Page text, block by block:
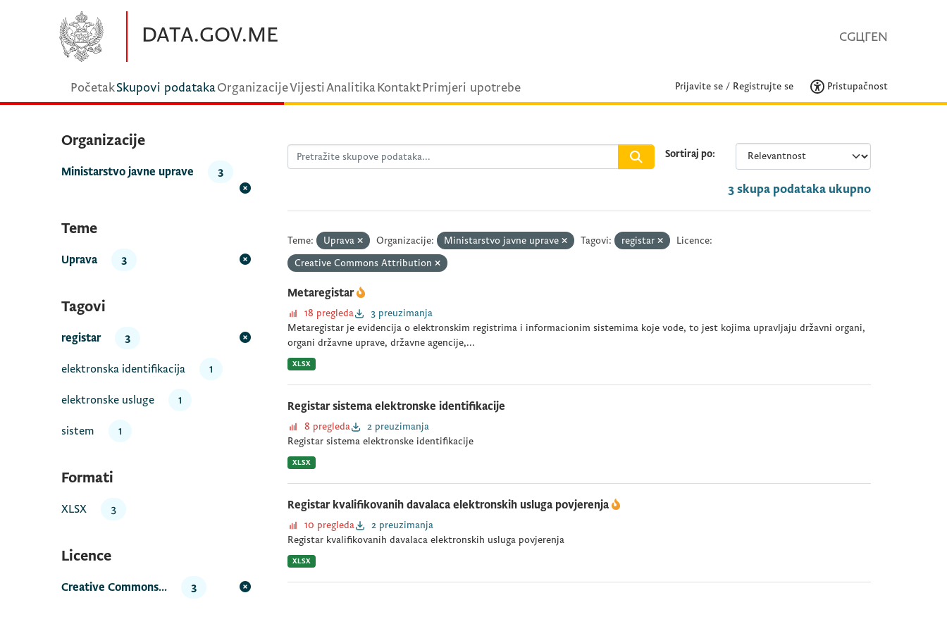
DATA.GOV.ME CGЦГEN
PočetakSkupovi podatakaOrganizacijeVijestiAnalitikaKontaktPrimjeri upotrebe Prijavite se / Registrujte se Pristupačnost
Organizacije
Ministarstvo javne uprave 3
Teme
Uprava 3
Tagovi
registar 3
elektronska identifikacija 1
elektronske usluge 1
sistem 1
Formati
XLSX 3
Licence
Creative Commons... 3
Sortiraj po
3 skupa podataka ukupno
Teme: Uprava Organizacije: Ministarstvo javne uprave Tagovi: registar
Licence:
Creative Commons Attribution
Metaregistar
18 pregleda
3 preuzimanja
Metaregistar je evidencija o elektronskim registrima i informacionim sistemima koje vode, to jest kojima upravljaju državni organi,
organi državne uprave, državne agencije,...
XLSX
Registar sistema elektronske identifikacije
8 pregleda
2 preuzimanja
Registar sistema elektronske identifikacije
XLSX
Registar kvalifikovanih davalaca elektronskih usluga povjerenja
10 pregleda
2 preuzimanja
Registar kvalifikovanih davalaca elektronskih usluga povjerenja
XLSX